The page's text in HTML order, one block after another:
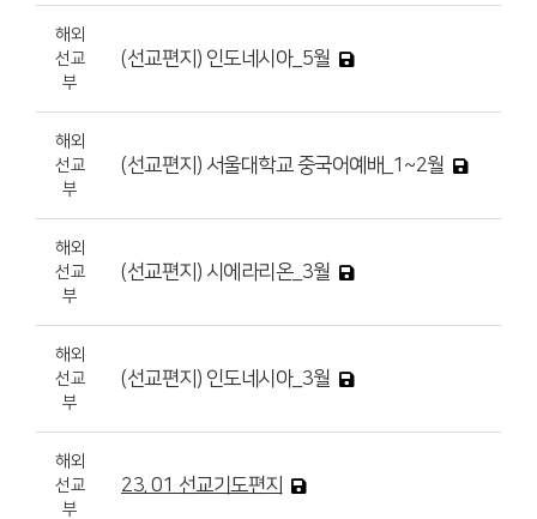
해외
선교
부
(선교편지) 인도네시아_5월
해외
선교
부
(선교편지) 서울대학교 중국어예배_1~2월
해외
선교
부
(선교편지) 시에라리온_3월
해외
선교
부
(선교편지) 인도네시아_3월
해외
선교
부
23. 01 선교기도편지